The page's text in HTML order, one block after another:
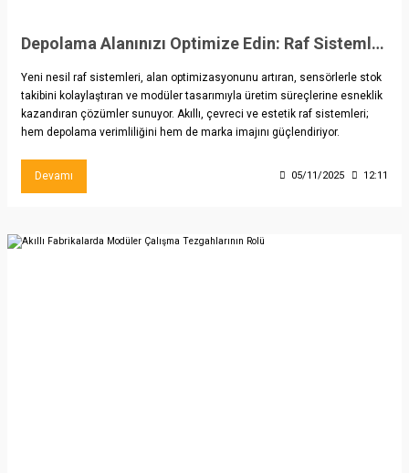
Depolama Alanınızı Optimize Edin: Raf Sistemlerinde Yeni Trendler
Yeni nesil raf sistemleri, alan optimizasyonunu artıran, sensörlerle stok
takibini kolaylaştıran ve modüler tasarımıyla üretim süreçlerine esneklik
kazandıran çözümler sunuyor. Akıllı, çevreci ve estetik raf sistemleri;
hem depolama verimliliğini hem de marka imajını güçlendiriyor.
Devamı 05/11/2025 12:11